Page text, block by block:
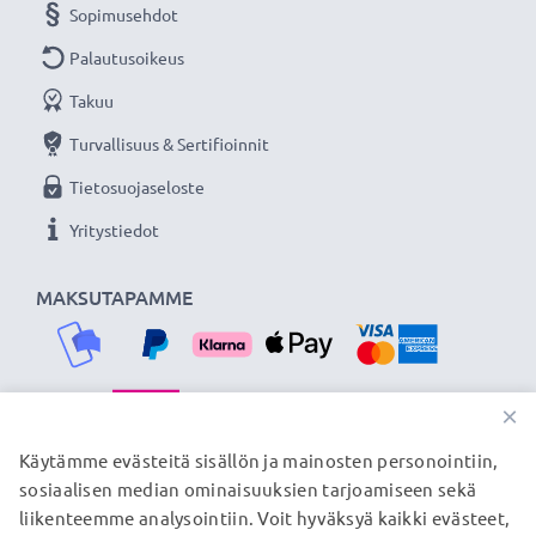
★3 vuoden takuu
Olemme vuonna 2004 perustettu kansainvälinen
verkkokauppa, joka tarjoaa laadukkaita tuotteita, ja
siksi tarjoamme 36 kuukauden takuun!
MAKSUTAPAMME
Sopimusehdot
Palautusoikeus
Takuu
Turvallisuus & Sertifioinnit
Tietosuojaseloste
Yritystiedot
TOIMITUSKUMPPANIMME
×
Käytämme evästeitä sisällön ja mainosten personointiin,
sosiaalisen median ominaisuuksien tarjoamiseen sekä
liikenteemme analysointiin. Voit hyväksyä kaikki evästeet,